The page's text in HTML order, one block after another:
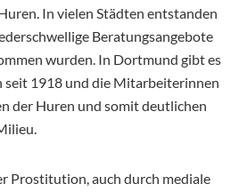
In vielen Städten entstanden
Beratungsangebote
wurden. In Dortmund gibt es
1918 und die Mitarbeiterinnen
der Huren und somit deutlichen
Prostitution, auch durch mediale